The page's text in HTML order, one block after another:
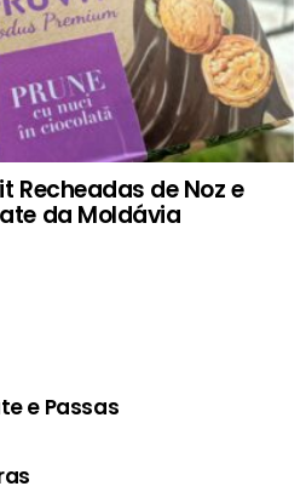
Recheadas de Noz e
da Moldávia
e Passas